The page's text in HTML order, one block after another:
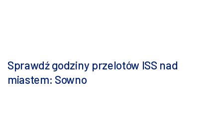
Sprawdź godziny przelotów ISS nad
miastem: Sowno